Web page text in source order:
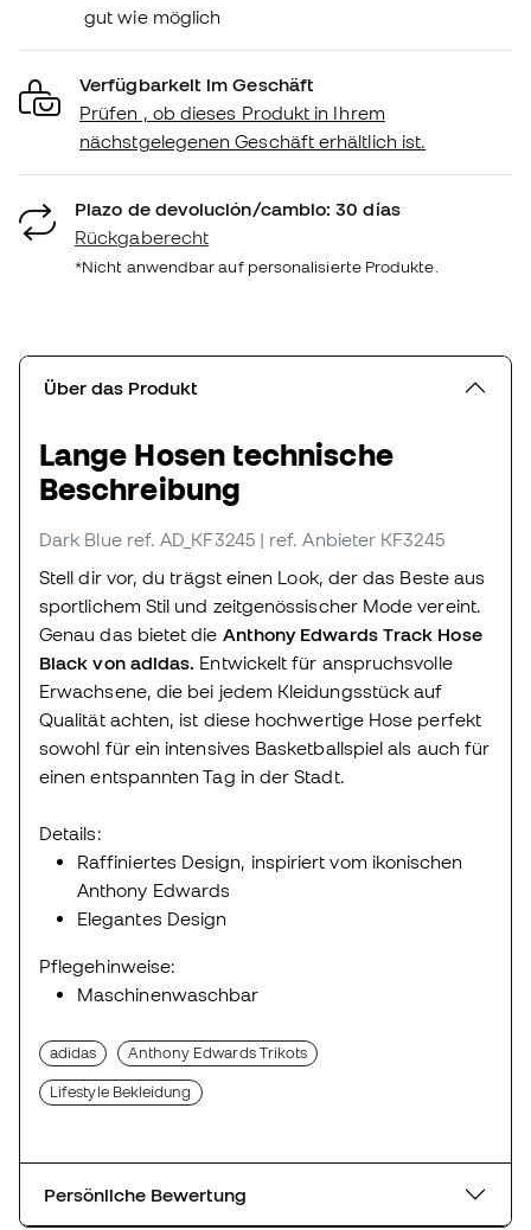
gut wie möglich
Verfügbarkeit im Geschäft
Prüfen , ob dieses Produkt in Ihrem
nächstgelegenen Geschäft erhältlich ist.
Plazo de devolución/cambio: 30 días
Rückgaberecht
*Nicht anwendbar auf personalisierte Produkte.
Über das Produkt
Lange Hosen technische
Beschreibung
Dark Blue ref. AD_KF3245 | ref. Anbieter KF3245
Stell dir vor, du trägst einen Look, der das Beste aus
sportlichem Stil und zeitgenössischer Mode vereint.
Genau das bietet die Anthony Edwards Track Hose
Black von adidas. Entwickelt für anspruchsvolle
Erwachsene, die bei jedem Kleidungsstück auf
Qualität achten, ist diese hochwertige Hose perfekt
sowohl für ein intensives Basketballspiel als auch für
einen entspannten Tag in der Stadt.
Details:
Raffiniertes Design, inspiriert vom ikonischen
Anthony Edwards
Elegantes Design
Pflegehinweise:
Maschinenwaschbar
adidas Anthony Edwards Trikots
Lifestyle Bekleidung
Persönliche Bewertung